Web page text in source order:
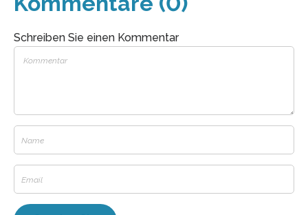
Schreiben Sie einen Kommentar